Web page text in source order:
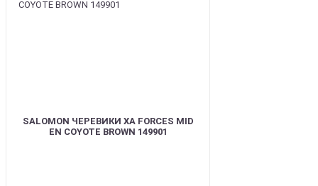
SALOMON ЧЕРЕВИКИ XA FORCES MID
EN COYOTE BROWN 149901